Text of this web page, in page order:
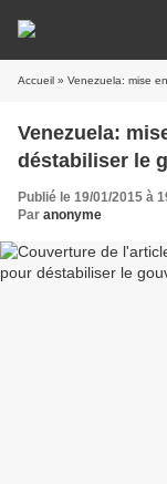
Accueil » Venezuela: mise
Venezuela:
déstabiliser le
Publié le 19/01/2015 à
Par anonyme